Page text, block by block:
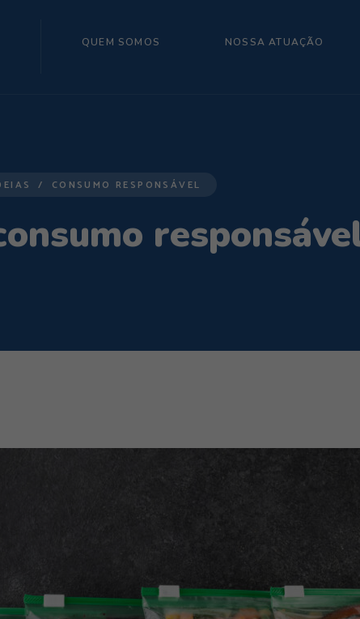
QUEM SOMOS NOSSA ATUAÇÃO
CONSUMO RESPONSÁVEL